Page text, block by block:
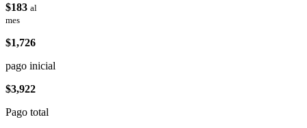
$183 al
mes
$1,726
pago inicial
$3,922
Pago total